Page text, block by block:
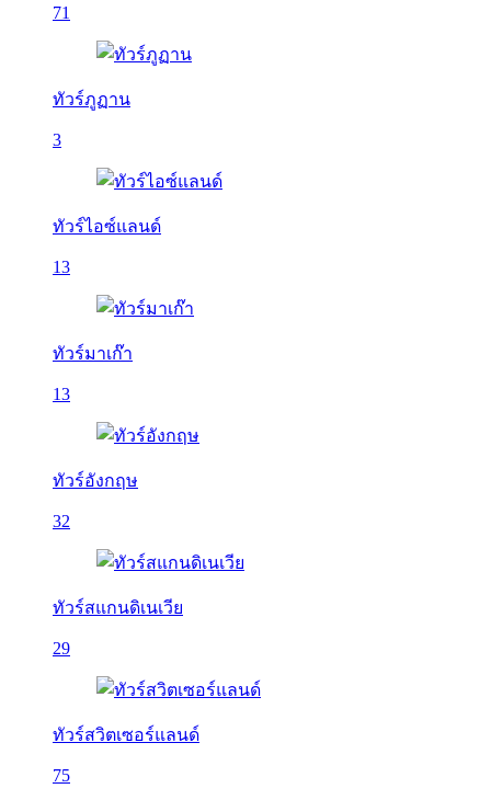
71
ทัวร์ภูฏาน
3
ทัวร์ไอซ์แลนด์
13
ทัวร์มาเก๊า
13
ทัวร์อังกฤษ
32
ทัวร์สแกนดิเนเวีย
29
ทัวร์สวิตเซอร์แลนด์
75